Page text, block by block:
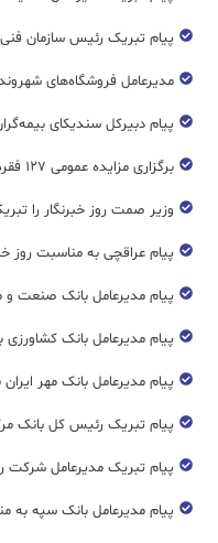
پیام تبریک رئیس سازمان
مدیرعامل فروشگاه‌های
پیام دبیرکل سندیکای
برگزاری مزایده عمومی ۱۲۷ فقره از املاك مازاد بانك ملت
وزیر صمت روز خبرنگار را
پیام عراقچی به مناسبت روز
پیام مدیرعامل بانک صنعت و
پیام مدیرعامل بانک کشاورزی
پیام مدیرعامل بانک مهر
پیام تبریک رئیس کل بانک
پیام تبریک مدیرعامل شرکت
پیام مدیرعامل بانک سپه به